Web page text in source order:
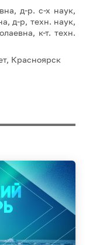
д-р. с-х наук,
д-р, техн. наук,
к-т. техн.
Красноярск